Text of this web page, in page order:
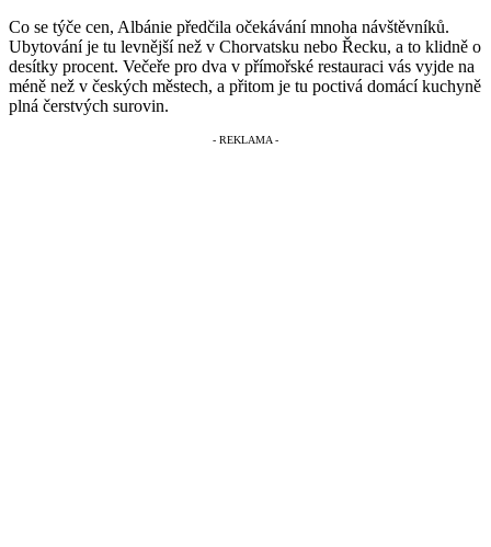
Co se týče cen, Albánie předčila očekávání mnoha návštěvníků.
Ubytování je tu levnější než v Chorvatsku nebo Řecku, a to klidně o
desítky procent. Večeře pro dva v přímořské restauraci vás vyjde na
méně než v českých městech, a přitom je tu poctivá domácí kuchyně
plná čerstvých surovin.